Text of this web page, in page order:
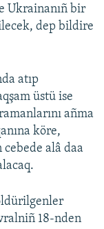
Ukrainanıñ bir
dep bildire
atıp
üstü ise
añma
köre,
cebede alâ daa
18-nden